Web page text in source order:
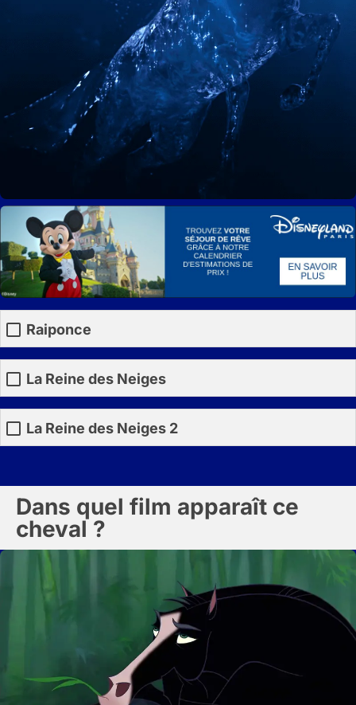
Raiponce
La Reine des Neiges
La Reine des Neiges 2
Dans quel film apparaît ce
cheval ?